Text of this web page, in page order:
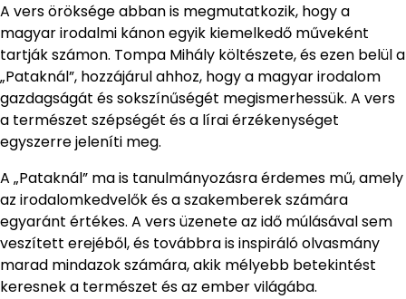
A vers öröksége abban is megmutatkozik, hogy a
magyar irodalmi kánon egyik kiemelkedő műveként
tartják számon. Tompa Mihály költészete, és ezen belül a
„Pataknál”, hozzájárul ahhoz, hogy a magyar irodalom
gazdagságát és sokszínűségét megismerhessük. A vers
a természet szépségét és a lírai érzékenységet
egyszerre jeleníti meg.
A „Pataknál” ma is tanulmányozásra érdemes mű, amely
az irodalomkedvelők és a szakemberek számára
egyaránt értékes. A vers üzenete az idő múlásával sem
veszített erejéből, és továbbra is inspiráló olvasmány
marad mindazok számára, akik mélyebb betekintést
keresnek a természet és az ember világába.